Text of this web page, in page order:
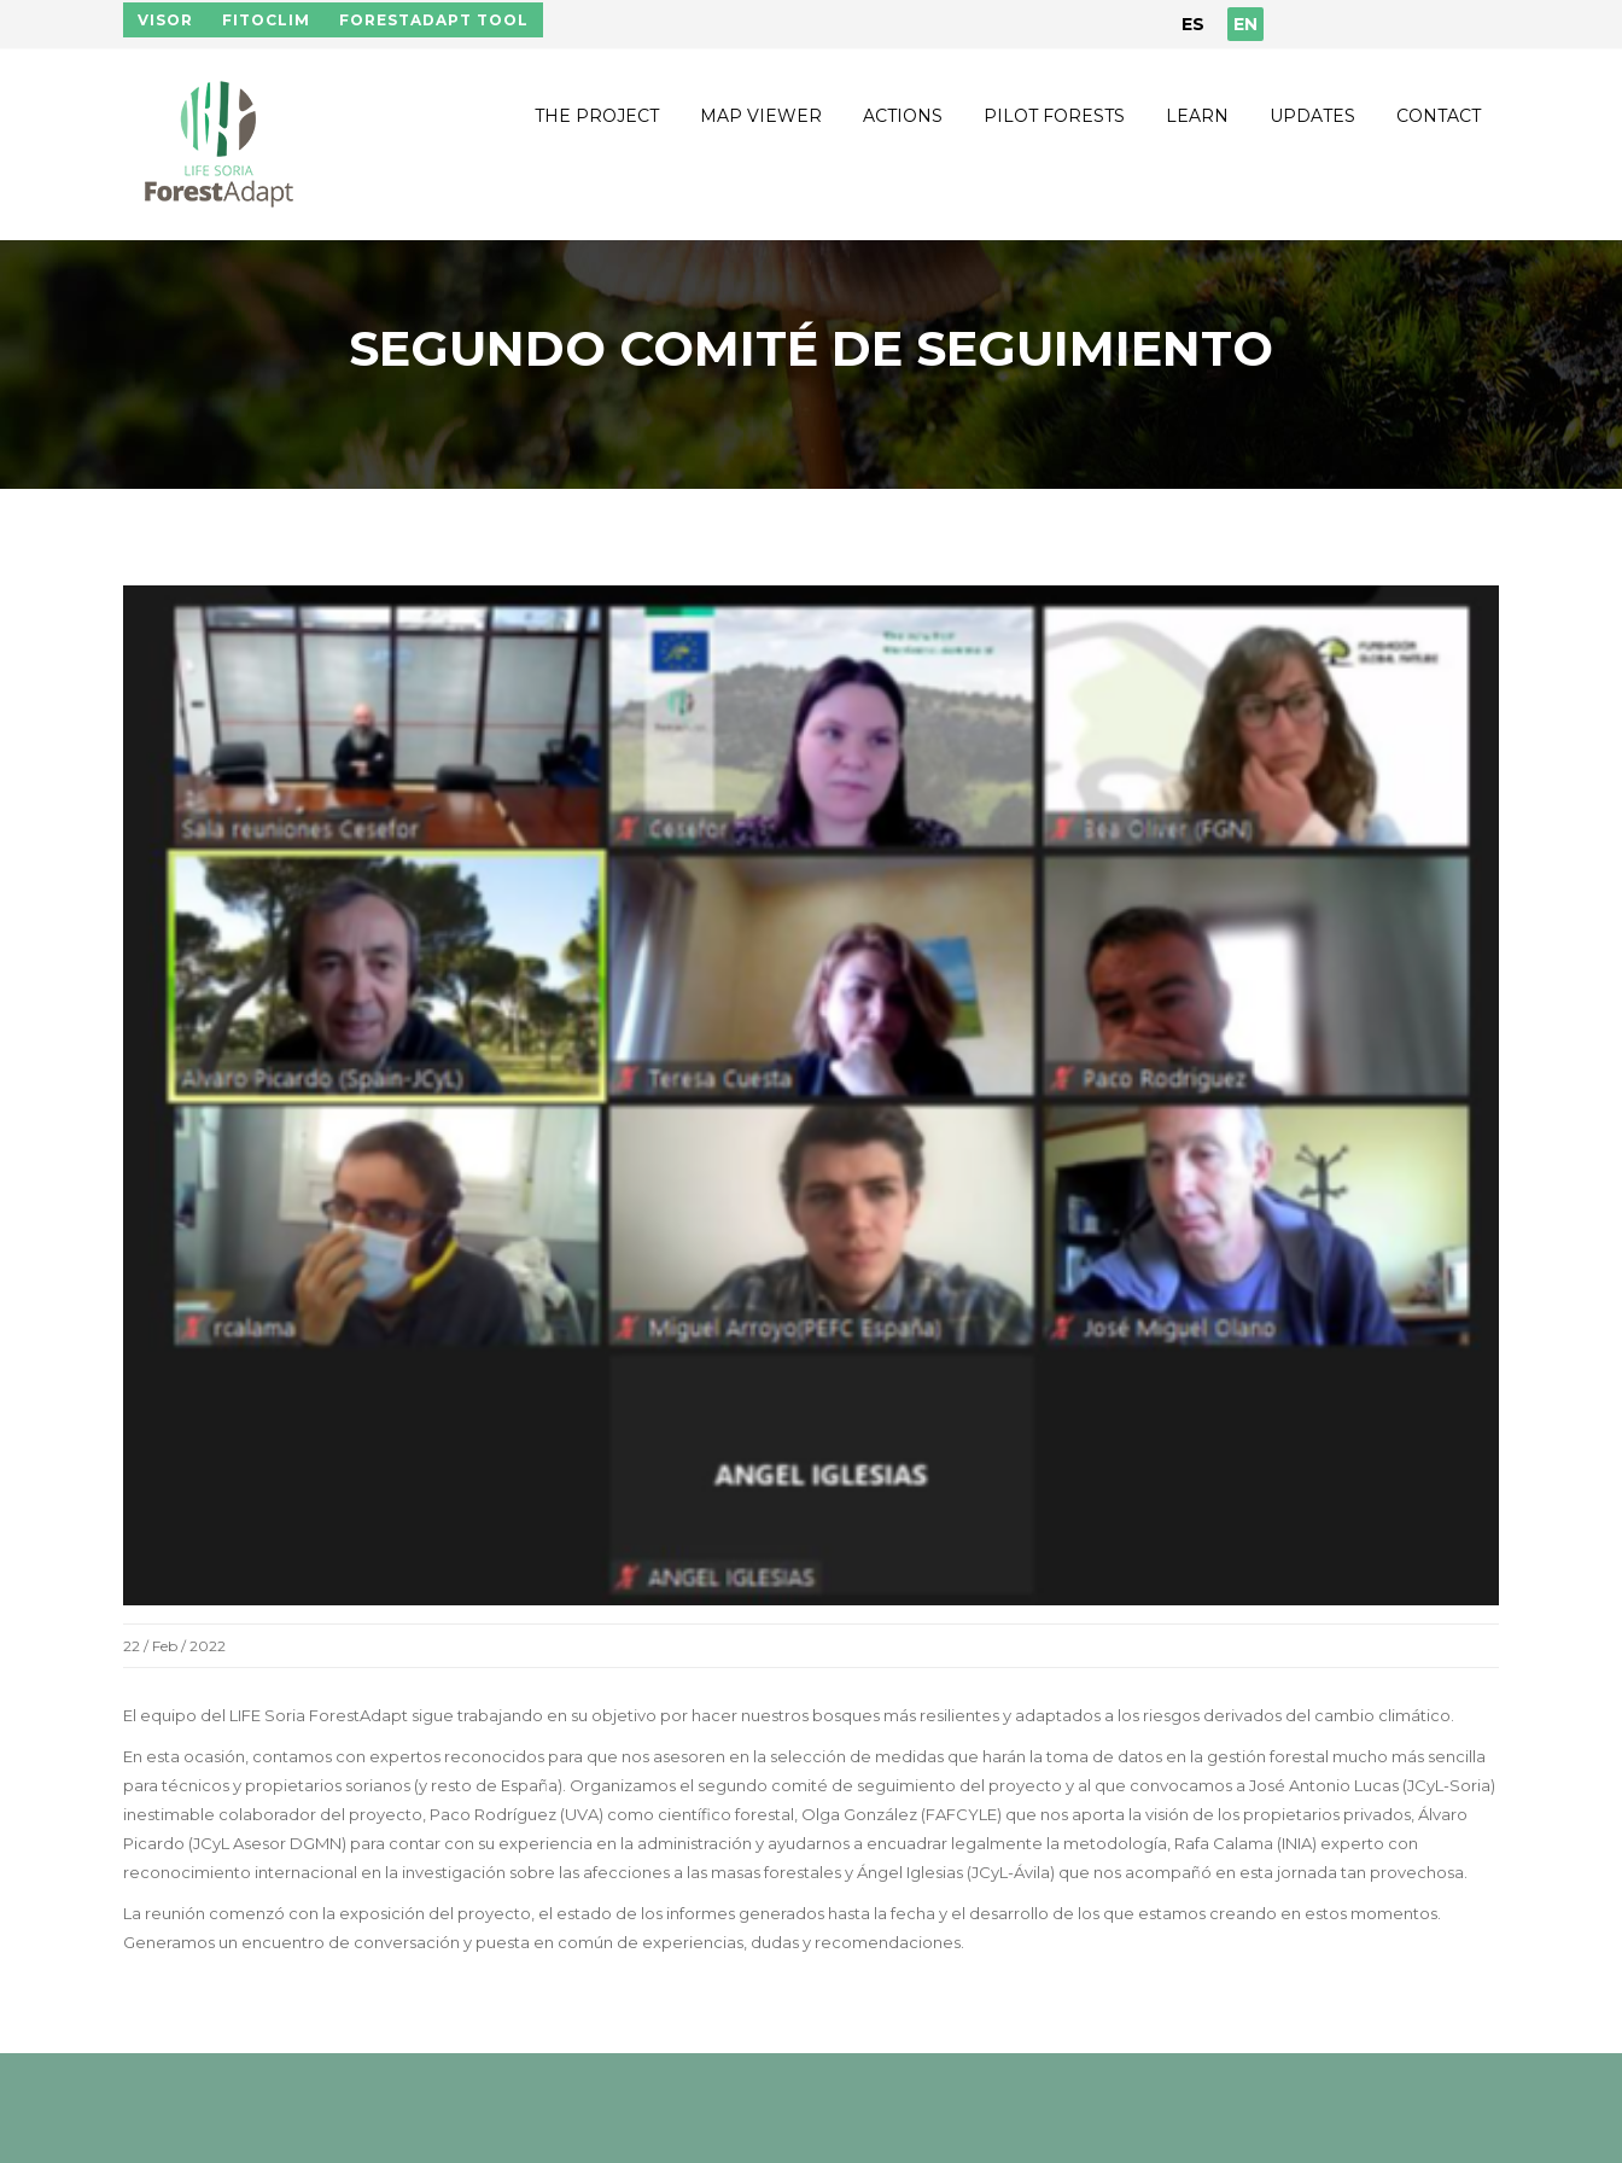
Skip to main content
VISOR FITOCLIM FORESTADAPT TOOL ES EN
THE PROJECT MAP VIEWER ACTIONS PILOT FORESTS LEARN UPDATES CONTACT
SEGUNDO COMITÉ DE SEGUIMIENTO
22 / Feb / 2022
El equipo del LIFE Soria ForestAdapt sigue trabajando en su objetivo por hacer nuestros bosques más resilientes y adaptados a los riesgos derivados del cambio climático.
En esta ocasión, contamos con expertos reconocidos para que nos asesoren en la selección de medidas que harán la toma de datos en la gestión forestal mucho más sencilla
para técnicos y propietarios sorianos (y resto de España). Organizamos el segundo comité de seguimiento del proyecto y al que convocamos a José Antonio Lucas (JCyL-Soria)
inestimable colaborador del proyecto, Paco Rodríguez (UVA) como científico forestal, Olga González (FAFCYLE) que nos aporta la visión de los propietarios privados, Álvaro
Picardo (JCyL Asesor DGMN) para contar con su experiencia en la administración y ayudarnos a encuadrar legalmente la metodología, Rafa Calama (INIA) experto con
reconocimiento internacional en la investigación sobre las afecciones a las masas forestales y Ángel Iglesias (JCyL-Ávila) que nos acompañó en esta jornada tan provechosa.
La reunión comenzó con la exposición del proyecto, el estado de los informes generados hasta la fecha y el desarrollo de los que estamos creando en estos momentos.
Generamos un encuentro de conversación y puesta en común de experiencias, dudas y recomendaciones.